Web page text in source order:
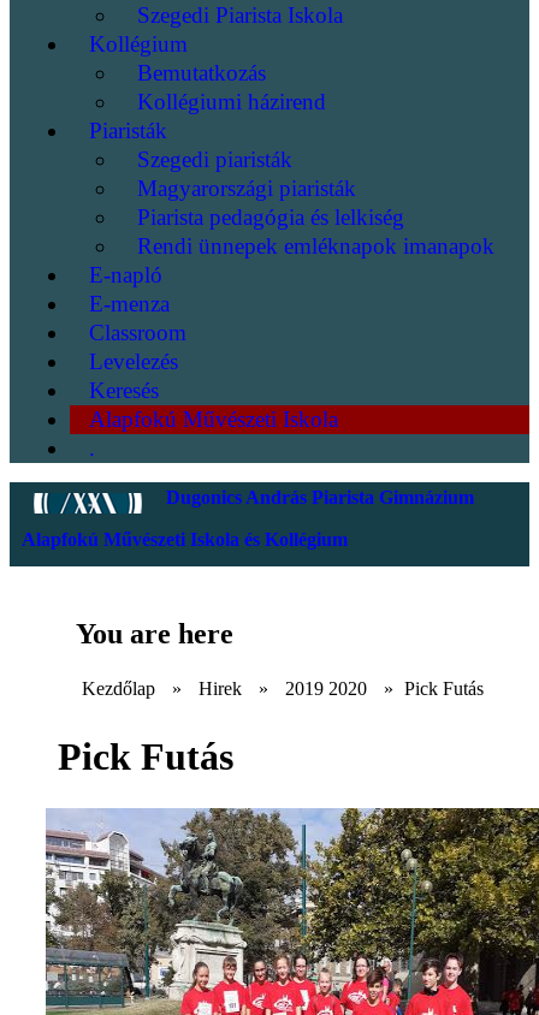
Szegedi Piarista Iskola
Kollégium
Bemutatkozás
Kollégiumi házirend
Piaristák
Szegedi piaristák
Magyarországi piaristák
Piarista pedagógia és lelkiség
Rendi ünnepek emléknapok imanapok
E-napló
E-menza
Classroom
Levelezés
Keresés
Alapfokú Művészeti Iskola
.
Dugonics András Piarista Gimnázium
Alapfokú Művészeti Iskola és Kollégium
You are here
Kezdőlap » Hirek » 2019 2020 » Pick Futás
Pick Futás